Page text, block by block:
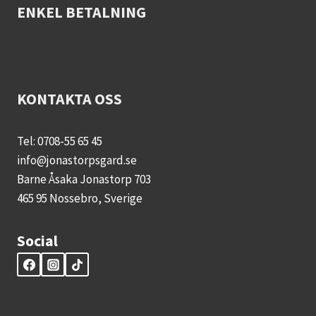
ENKEL BETALNING
KONTAKTA OSS
Tel: 0708-55 65 45
info@jonastorpsgard.se
Barne Åsaka Jonastorp 703
465 95 Nossebro, Sverige
Social